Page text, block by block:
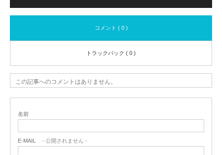
コメント ( 0 )
トラックバック ( 0 )
この記事へのコメントはありません。
名前
E-MAIL - 公開されません -